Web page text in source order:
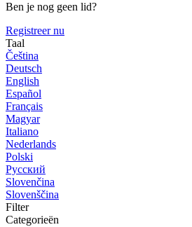
Ben je nog geen lid?
Registreer nu
Taal
Čeština
Deutsch
English
Español
Français
Magyar
Italiano
Nederlands
Polski
Русский
Slovenčina
Slovenščina
Filter
Categorieën